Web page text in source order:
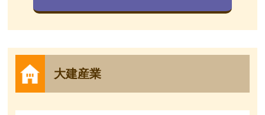
大建産業